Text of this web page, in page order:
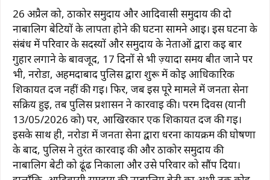
26 अप्रैल को, ठाकोर समुदाय और आदिवासी समुदाय की दो
नाबालिग बेटियों के लापता होने की घटना सामने आई। इस घटना के
संबंध में परिवार के सदस्यों और समुदाय के नेताओं द्वारा कई बार
गुहार लगाने के बावजूद, 17 दिनों से भी ज़्यादा समय बीत जाने पर
भी, नरोडा, अहमदाबाद पुलिस द्वारा शुरू में कोई आधिकारिक
शिकायत दर्ज नहीं की गई। फिर, जब इस पूरे मामले में जनता सेना
सक्रिय हुई, तब पुलिस प्रशासन ने कार्रवाई की। परम दिवस (यानी
13/05/2026 को) पर, आखिरकार एक शिकायत दर्ज की गई।
इसके साथ ही, नरोडा में जनता सेना द्वारा धरना कार्यक्रम की घोषणा
के बाद, पुलिस ने तुरंत कार्रवाई की और ठाकोर समुदाय की
नाबालिग बेटी को ढूंढ निकाला और उसे परिवार को सौंप दिया।